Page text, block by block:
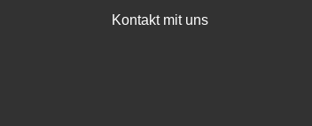
Kontakt mit uns